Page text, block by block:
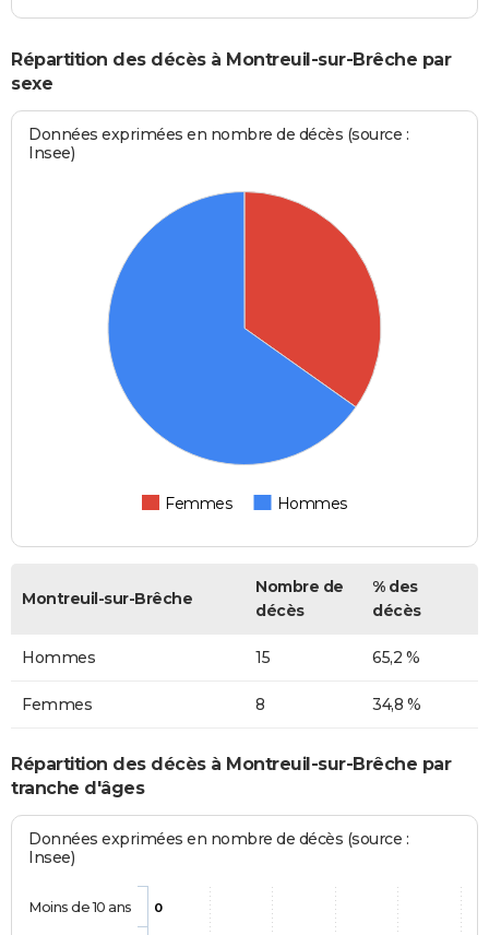
Répartition des décès à Montreuil-sur-Brêche par
sexe
Données exprimées en nombre de décès (source :
Insee)
Femmes Hommes
Montreuil-sur-Brêche
Nombre de
décès
% des
décès
Hommes 15 65,2 %
Femmes 8 34,8 %
Répartition des décès à Montreuil-sur-Brêche par
tranche d'âges
Données exprimées en nombre de décès (source :
Insee)
0
Moins de 10 ans